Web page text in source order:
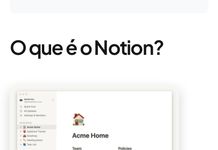
O que é o Notion?